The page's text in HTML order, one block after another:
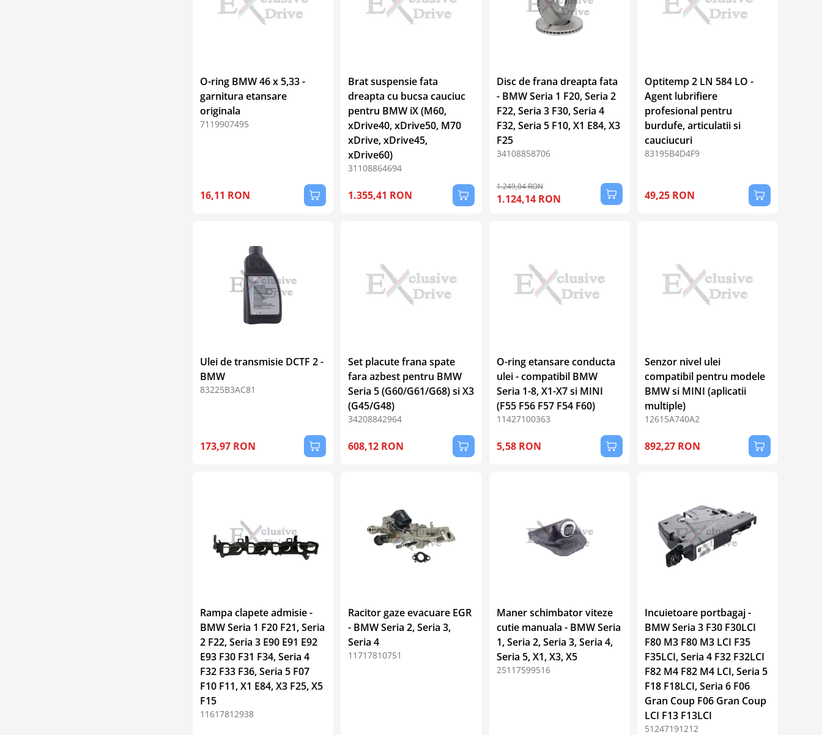
O-ring BMW 46 x 5,33 -
garnitura etansare
originala
7119907495
16,11 RON
Brat suspensie fata
dreapta cu bucsa cauciuc
pentru BMW iX (M60,
xDrive40, xDrive50, M70
xDrive, xDrive45,
xDrive60)
31108864694
1.355,41 RON
Disc de frana dreapta fata
- BMW Seria 1 F20, Seria 2
F22, Seria 3 F30, Seria 4
F32, Seria 5 F10, X1 E84, X3
F25
34108858706
1.249,04 RON
1.124,14 RON
Optitemp 2 LN 584 LO -
Agent lubrifiere
profesional pentru
burdufe, articulatii si
cauciucuri
83195B4D4F9
49,25 RON
Ulei de transmisie DCTF 2 -
BMW
83225B3AC81
173,97 RON
Set placute frana spate
fara azbest pentru BMW
Seria 5 (G60/G61/G68) si X3
(G45/G48)
34208842964
608,12 RON
O-ring etansare conducta
ulei - compatibil BMW
Seria 1-8, X1-X7 si MINI
(F55 F56 F57 F54 F60)
11427100363
5,58 RON
Senzor nivel ulei
compatibil pentru modele
BMW si MINI (aplicatii
multiple)
12615A740A2
892,27 RON
Rampa clapete admisie -
BMW Seria 1 F20 F21, Seria
2 F22, Seria 3 E90 E91 E92
E93 F30 F31 F34, Seria 4
F32 F33 F36, Seria 5 F07
F10 F11, X1 E84, X3 F25, X5
F15
11617812938
Racitor gaze evacuare EGR
- BMW Seria 2, Seria 3,
Seria 4
11717810751
Maner schimbator viteze
cutie manuala - BMW Seria
1, Seria 2, Seria 3, Seria 4,
Seria 5, X1, X3, X5
25117599516
Incuietoare portbagaj -
BMW Seria 3 F30 F30LCI
F80 M3 F80 M3 LCI F35
F35LCI, Seria 4 F32 F32LCI
F82 M4 F82 M4 LCI, Seria 5
F18 F18LCI, Seria 6 F06
Gran Coup F06 Gran Coup
LCI F13 F13LCI
51247191212